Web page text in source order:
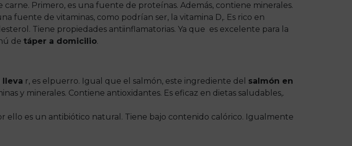
carne. Primero, es una fuente de proteínas. Además, contiene minerales.
fuente de vitaminas, como podrían ser, la vitamina D,. Es rico en
Tiene propiedades antiinflamatorias. Ya que es excelente para la
de táper a domicilio.
lleva r, es elpuerro. Igual que el salmón, este ingrediente del salmón en
y minerales. Contiene antioxidantes. Es eficaz en dietas saludables,.
ello es un antibiótico natural. Tiene bajo contenido calórico. Igualmente